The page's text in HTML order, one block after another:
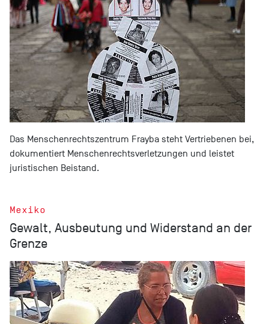
Das Menschenrechtszentrum Frayba steht Vertriebenen bei,
dokumentiert Menschenrechtsverletzungen und leistet
juristischen Beistand.
Mexiko
Gewalt, Ausbeutung und Widerstand an der
Grenze